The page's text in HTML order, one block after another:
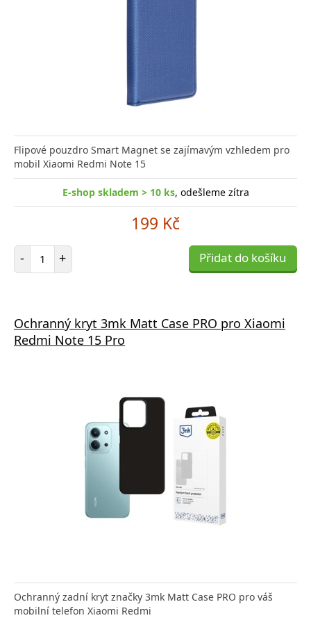
Flipové pouzdro Smart Magnet se zajímavým vzhledem pro
mobil Xiaomi Redmi Note 15
E-shop skladem > 10 ks, odešleme zítra
199 Kč
- Počet položek
+ Přidat do košíku
Ochranný kryt 3mk Matt Case PRO pro Xiaomi
Redmi Note 15 Pro
Ochranný zadní kryt značky 3mk Matt Case PRO pro váš
mobilní telefon Xiaomi Redmi